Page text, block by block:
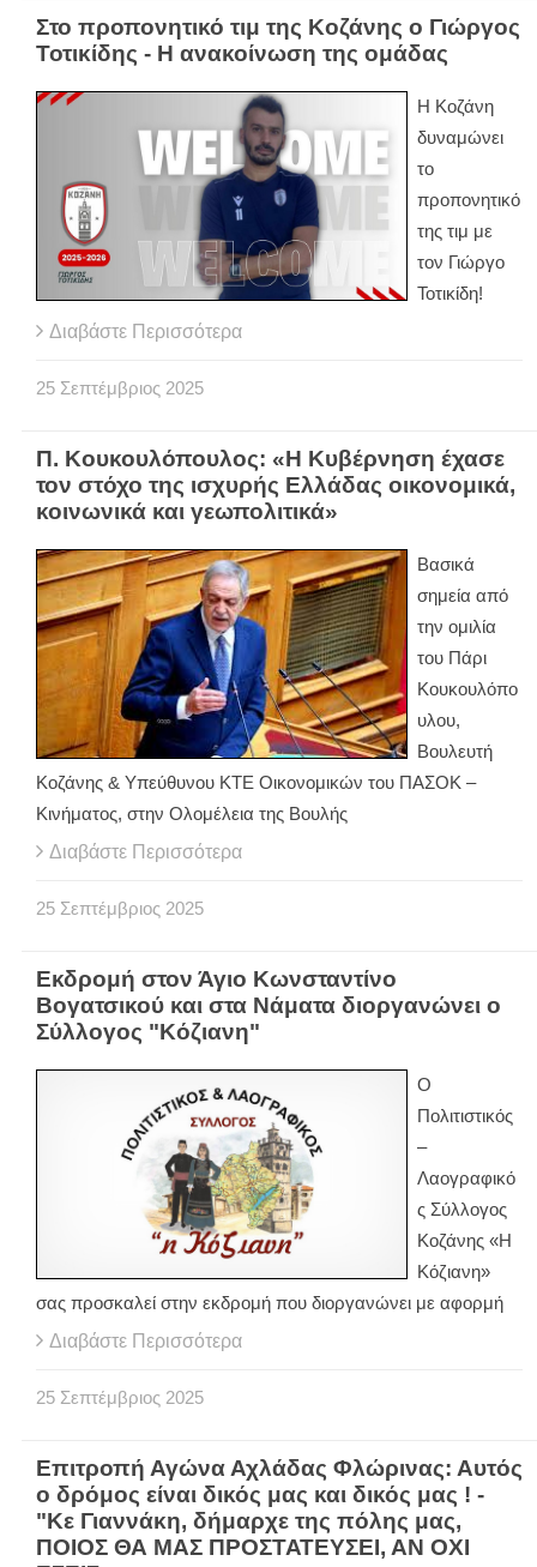
Στο προπονητικό τιμ της Κοζάνης ο Γιώργος
Τοτικίδης - Η ανακοίνωση της ομάδας
Η Κοζάνη
δυναμώνει
το
προπονητικό
της τιμ με
τον Γιώργο
Τοτικίδη!
Διαβάστε Περισσότερα
25 Σεπτέμβριος 2025
Π. Κουκουλόπουλος: «Η Κυβέρνηση έχασε
τον στόχο της ισχυρής Ελλάδας οικονομικά,
κοινωνικά και γεωπολιτικά»
Βασικά
σημεία από
την ομιλία
του Πάρι
Κουκουλόπο
υλου,
Βουλευτή
Κοζάνης & Υπεύθυνου ΚΤΕ Οικονομικών του ΠΑΣΟΚ –
Κινήματος, στην Ολομέλεια της Βουλής
Διαβάστε Περισσότερα
25 Σεπτέμβριος 2025
Εκδρομή στον Άγιο Κωνσταντίνο
Βογατσικού και στα Νάματα διοργανώνει ο
Σύλλογος "Κόζιανη"
Ο
Πολιτιστικός
–
Λαογραφικό
ς Σύλλογος
Κοζάνης «Η
Κόζιανη»
σας προσκαλεί στην εκδρομή που διοργανώνει με αφορμή
Διαβάστε Περισσότερα
25 Σεπτέμβριος 2025
Επιτροπή Αγώνα Αχλάδας Φλώρινας: Αυτός
ο δρόμος είναι δικός μας και δικός μας ! -
"Κε Γιαννάκη, δήμαρχε της πόλης μας,
ΠΟΙΟΣ ΘΑ ΜΑΣ ΠΡΟΣΤΑΤΕΥΣΕΙ, ΑΝ ΟΧΙ